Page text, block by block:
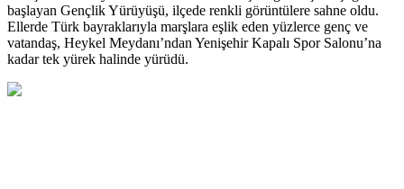
başlayan Gençlik Yürüyüşü, ilçede renkli görüntülere sahne oldu.
Ellerde Türk bayraklarıyla marşlara eşlik eden yüzlerce genç ve
vatandaş, Heykel Meydanı’ndan Yenişehir Kapalı Spor Salonu’na
kadar tek yürek halinde yürüdü.